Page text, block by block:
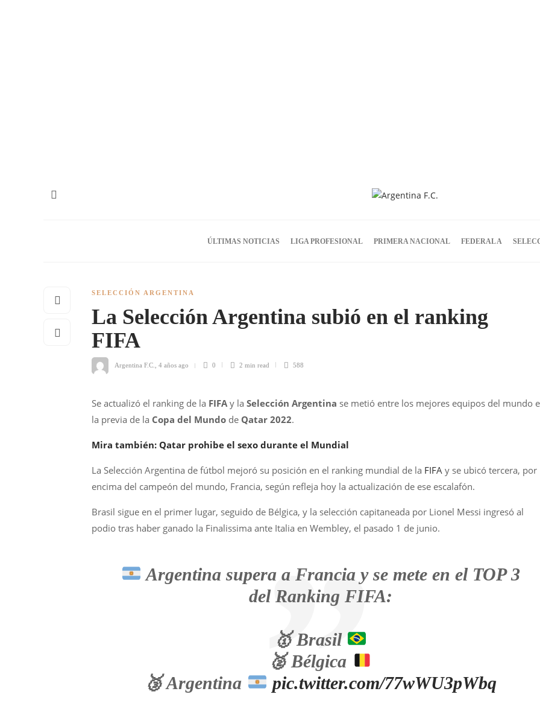
ÚLTIMAS NOTICIAS LIGA PROFESIONAL PRIMERA NACIONAL FEDERAL A
SELECCIÓN ARGENTINA
La Selección Argentina subió en el ranking
FIFA
Argentina F.C. 4 años ago 0 2 min read 588
Se actualizó el ranking de la FIFAy la Selección Argentina se metió entre los mejores equipos del mundo
la previa de la Copa del Mundo de Qatar 2022.
Mira también: Qatar prohibe el sexo durante el Mundial
La Selección Argentina de fútbol mejoró su posición en el ranking mundial de la FIFA y se ubicó tercera, por
encima del campeón del mundo, Francia, según refleja hoy la actualización de ese escalafón.
Brasil sigue en el primer lugar, seguido de Bélgica, y la selección capitaneada por Lionel Messi ingresó al
podio tras haber ganado la Finalissima ante Italia en Wembley, el pasado 1 de junio.
Argentina supera a Francia y se mete en el TOP 3
del Ranking FIFA:
🥇Brasil
🥈Bélgica
🥉Argentina
pic.twitter.com/77wWU3pWbq